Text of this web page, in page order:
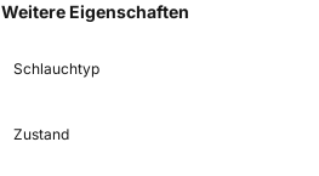
Weitere Eigenschaften
Schlauchtyp
Zustand